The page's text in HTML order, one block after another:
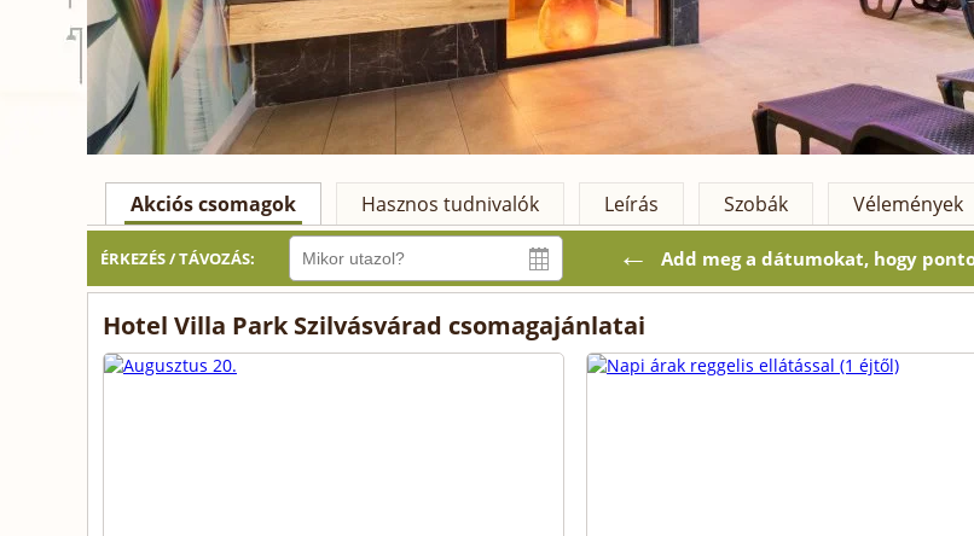
Akciós csomagok Hasznos tudnivalók Leírás Szobák Vélemények
ÉRKEZÉS / TÁVOZÁS: ← Add meg a dátumokat, hogy
Hotel Villa Park Szilvásvárad csomagajánlatai